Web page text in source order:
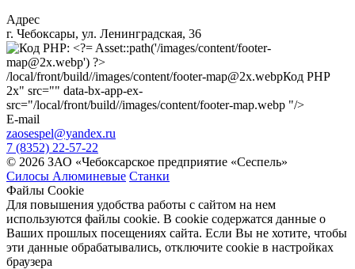
Адрес
г. Чебоксары, ул. Ленинградская, 36
/local/front/build//images/content/footer-map@2x.webpКод PHP
2x" src="" data-bx-app-ex-
src="/local/front/build//images/content/footer-map.webp "/>
E-mail
zaosespel@yandex.ru
7 (8352) 22-57-22
© 2026 ЗАО «Чебоксарское предприятие «Сеспель»
Силосы Алюминевые Станки
Файлы Cookie
Для повышения удобства работы с сайтом на нем
используются файлы cookie. В cookie содержатся данные о
Ваших прошлых посещениях сайта. Если Вы не хотите, чтобы
эти данные обрабатывались, отключите cookie в настройках
браузера